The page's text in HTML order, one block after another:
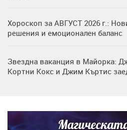
Хороскоп за АВГУСТ 2026 г.:
решения и емоционален баланс
Звездна ваканция в Майорка:
Кортни Кокс и Джим Къртис
си деца на семейна морска